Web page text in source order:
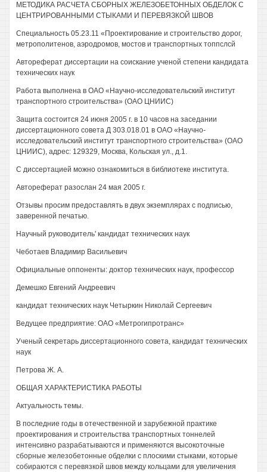
МЕТОДИКА РАСЧЕТА СБОРНЫХ ЖЕЛЕЗОБЕТОННЫХ ОБДЕЛОК С
ЦЕНТРИРОВАННЫМИ СТЫКАМИ И ПЕРЕВЯЗКОЙ ШВОВ
Специальность 05.23.11 «Проектирование и строительство дорог,
метрополитенов, аэродромов, мостов и транспортных топпслсй
Автореферат диссертации на соискание ученой степени кандидата
технических наук
Работа выполнена в ОАО «Научно-исследовательский институт
транспортного строительства» (ОАО ЦНИИС)
Защита состоится 24 июня 2005 г. в 10 часов на заседании
диссертационного совета Д 303.018.01 в ОАО «Научно-
исследовательский институт транспортного строительства» (ОАО
ЦНИИС), адрес: 129329, Москва, Кольская ул., д.1.
С диссертацией можно ознакомиться в библиотеке института.
Автореферат разослан 24 мая 2005 г.
Отзывы просим предоставлять в двух экземплярах с подписью,
заверенной печатью.
Научный руководитель' кандидат технических наук
Чеботаев Владимир Васильевич
Официальные оппоненты: доктор технических наук, профессор
Демешко Евгений Андреевич
кандидат технических наук Четыркин Николай Сергеевич
Ведущее предприятие: ОАО «Метрогипротранс»
Ученый секретарь диссертационного совета, кандидат технических
наук
Петрова Ж. А.
ОБЩАЯ ХАРАКТЕРИСТИКА РАБОТЫ
Актуальность темы.
В последние годы в отечественной и зарубежной практике
проектирования и строительства транспортных тоннелей
интенсивно разрабатываются и применяются высокоточные
сборные железобетонные обделки с плоскими стыками, которые
собираются с перевязкой швов между кольцами для увеличения